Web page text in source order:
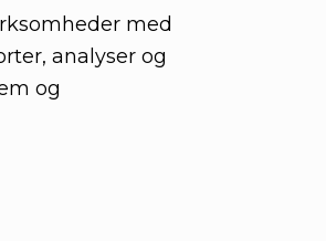
med
analyser og
og